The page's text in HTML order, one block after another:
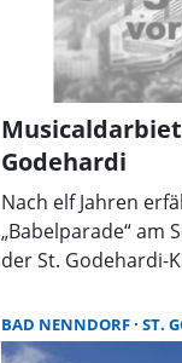
Eberhard Kraus.
Godehardi
Nach elf Jahren
„Babelparade“ am
der St. Godehardi-
Familienmusicals.
vier Generationen
BAD NENNDORF ST.